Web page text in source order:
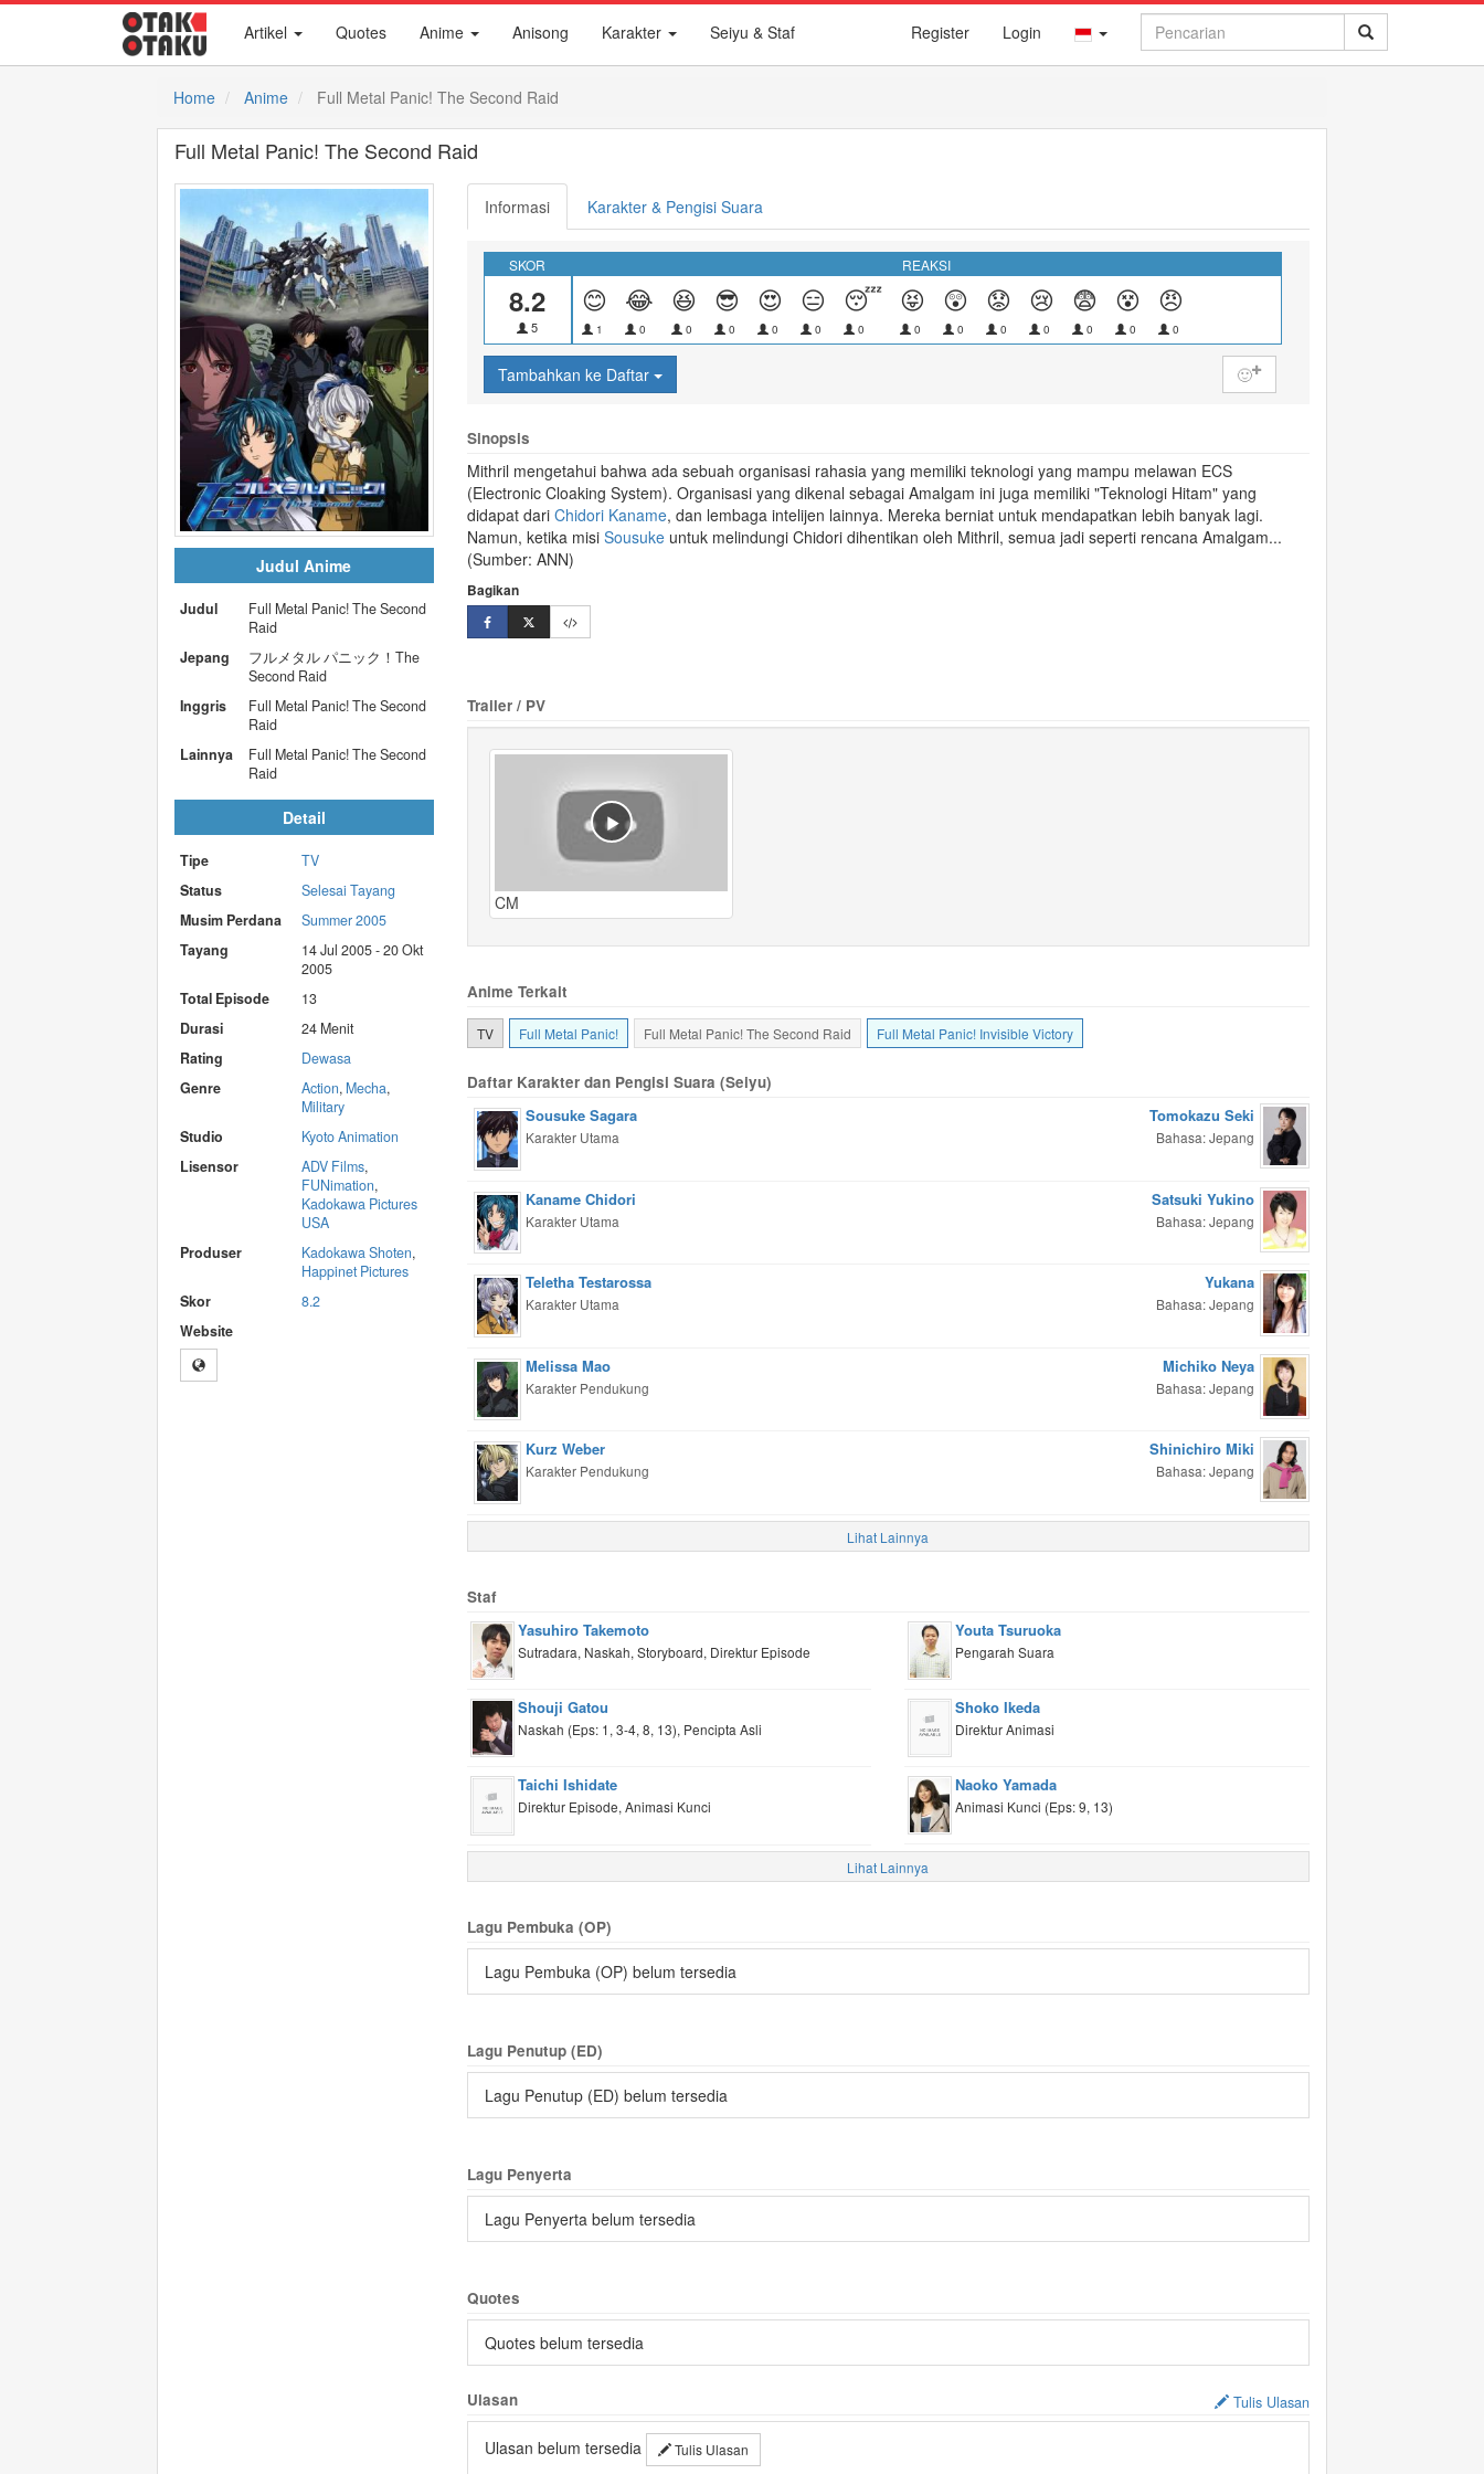
Register Login
Artikel Quotes Anime Anisong Karakter Seiyu & Staf
Home Anime Full Metal Panic! The Second Raid
Full Metal Panic! The Second Raid
Judul Anime
Judul
Full Metal Panic! The Second
Raid
Jepang
フルメタル パニック！The
Second Raid
Inggris
Full Metal Panic! The Second
Raid
Lainnya
Full Metal Panic! The Second
Raid
Detail
Tipe
TV
Status
Selesai Tayang
Musim Perdana
Summer 2005
Tayang
14 Jul 2005 - 20 Okt
2005
Total Episode
13
Durasi
24 Menit
Rating
Dewasa
Genre
Action, Mecha,
Military
Studio
Kyoto Animation
Lisensor
ADV Films,
FUNimation,
Kadokawa Pictures
USA
Produser
Kadokawa Shoten,
Happinet Pictures
Skor
8.2
Website
Informasi Karakter & Pengisi Suara
SKOR
8.2
5
REAKSI
😊
1
😂
0
😆
0
😎
0
😍
0
😑
0
😴
0
😝
0
😲
0
😟
0
😢
0
😨
0
😵
0
😠
0
Tambahkan ke Daftar 🙂
Sinopsis
Mithril mengetahui bahwa ada sebuah organisasi rahasia yang memiliki teknologi yang mampu melawan ECS
(Electronic Cloaking System). Organisasi yang dikenal sebagai Amalgam ini juga memiliki "Teknologi Hitam" yang
didapat dari Chidori Kaname, dan lembaga intelijen lainnya. Mereka berniat untuk mendapatkan lebih banyak lagi.
Namun, ketika misi Sousukeuntuk melindungi Chidori dihentikan oleh Mithril, semua jadi seperti rencana Amalgam...
(Sumber: ANN)
Bagikan
Trailer / PV
CM
Anime Terkait
TV Full Metal Panic! Full Metal Panic! The Second Raid Full Metal Panic! Invisible Victory
Daftar Karakter dan Pengisi Suara (Seiyu)
Sousuke Sagara
Karakter Utama
Tomokazu Seki
Bahasa: Jepang
Kaname Chidori
Karakter Utama
Satsuki Yukino
Bahasa: Jepang
Teletha Testarossa
Karakter Utama
Yukana
Bahasa: Jepang
Melissa Mao
Karakter Pendukung
Michiko Neya
Bahasa: Jepang
Kurz Weber
Karakter Pendukung
Shinichiro Miki
Bahasa: Jepang
Lihat Lainnya
Staf
Yasuhiro Takemoto
Sutradara, Naskah, Storyboard, Direktur Episode
Youta Tsuruoka
Pengarah Suara
Shouji Gatou
Naskah (Eps: 1, 3-4, 8, 13), Pencipta Asli
Shoko Ikeda
Direktur Animasi
Taichi Ishidate
Direktur Episode, Animasi Kunci
Naoko Yamada
Animasi Kunci (Eps: 9, 13)
Lihat Lainnya
Lagu Pembuka (OP)
Lagu Pembuka (OP) belum tersedia
Lagu Penutup (ED)
Lagu Penutup (ED) belum tersedia
Lagu Penyerta
Lagu Penyerta belum tersedia
Quotes
Quotes belum tersedia
Ulasan Tulis Ulasan
Ulasan belum tersedia Tulis Ulasan